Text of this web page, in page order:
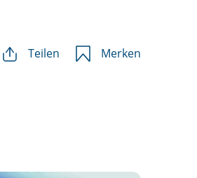
Teilen Merken